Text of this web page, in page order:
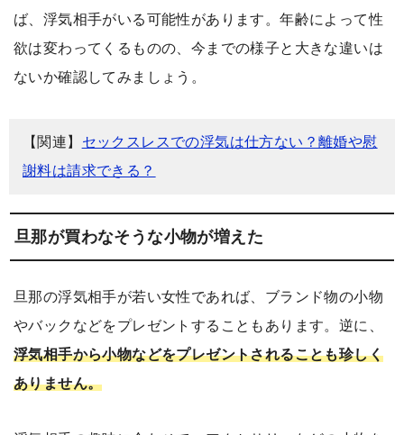
ば、浮気相手がいる可能性があります。年齢によって性
欲は変わってくるものの、今までの様子と大きな違いは
ないか確認してみましょう。
【関連】 セックスレスでの浮気は仕方ない？離婚や慰
謝料は請求できる？
旦那が買わなそうな小物が増えた
旦那の浮気相手が若い女性であれば、ブランド物の小物
やバックなどをプレゼントすることもあります。逆に、
浮気相手から小物などをプレゼントされることも珍しく
ありません。